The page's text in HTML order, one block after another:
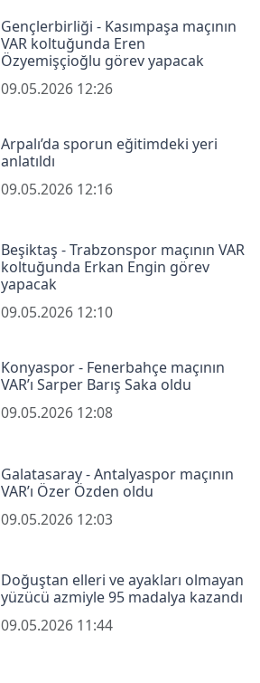
Gençlerbirliği - Kasımpaşa maçının
VAR koltuğunda Eren
Özyemişçioğlu görev yapacak
09.05.2026 12:26
Arpalı’da sporun eğitimdeki yeri
anlatıldı
09.05.2026 12:16
Beşiktaş - Trabzonspor maçının VAR
koltuğunda Erkan Engin görev
yapacak
09.05.2026 12:10
Konyaspor - Fenerbahçe maçının
VAR’ı Sarper Barış Saka oldu
09.05.2026 12:08
Galatasaray - Antalyaspor maçının
VAR’ı Özer Özden oldu
09.05.2026 12:03
Doğuştan elleri ve ayakları olmayan
yüzücü azmiyle 95 madalya kazandı
09.05.2026 11:44